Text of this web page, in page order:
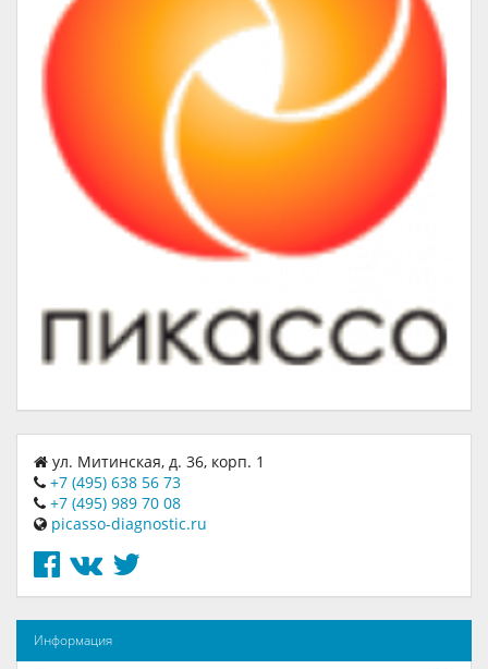
ул. Митинская, д. 36, корп. 1
+7 (495) 638 56 73
+7 (495) 989 70 08
picasso-diagnostic.ru
Информация